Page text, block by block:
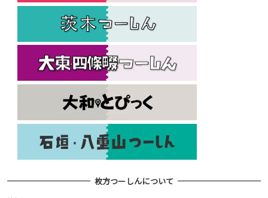
枚方つーしんについて